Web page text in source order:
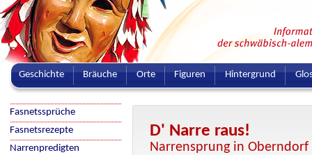
Geschichte Bräuche Orte Figuren Hintergrund
D' Narre raus!
Narrensprung in Oberndorf
Fasnetssprüche
Fasnetsrezepte
Narrenpredigten